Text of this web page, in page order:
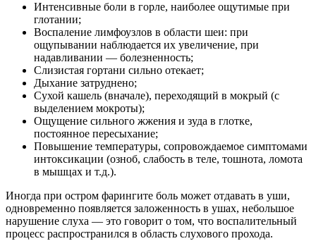
Интенсивные боли в горле, наиболее ощутимые при
глотании;
Воспаление лимфоузлов в области шеи: при
ощупывании наблюдается их увеличение, при
надавливании — болезненность;
Слизистая гортани сильно отекает;
Дыхание затруднено;
Сухой кашель (вначале), переходящий в мокрый (с
выделением мокроты);
Ощущение сильного жжения и зуда в глотке,
постоянное пересыхание;
Повышение температуры, сопровождаемое симптомами
интоксикации (озноб, слабость в теле, тошнота, ломота
в мышцах и т.д.).
Иногда при остром фарингите боль может отдавать в уши,
одновременно появляется заложенность в ушах, небольшое
нарушение слуха — это говорит о том, что воспалительный
процесс распространился в область слухового прохода.